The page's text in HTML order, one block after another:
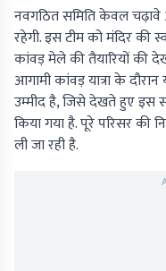
नवगठित समिति केवल
रहेगी. इस टीम को मंदिर
कांवड़ मेले की तैयारियों की
आगामी कांवड़ यात्रा के
उम्मीद है, जिसे देखते हुए इस
किया गया है. पूरे परिसर की
ली जा रही है.